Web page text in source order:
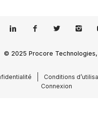
© 2025 Procore Technologies,
Conditions
Connexion